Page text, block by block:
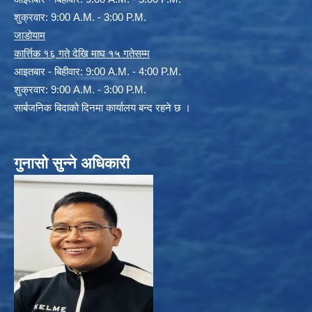
शुक्रवार: 9:00 A.M. - 3:00 P.M.
जाडोयाम
कार्त्तिक १६ गते देखि माघ १५ गतेसम्म
आइतबार - बिहीवार: 9:00 A.M. - 4:00 P.M.
शुक्रवार: 9:00 A.M. - 3:00 P.M.
सार्बजनिक बिदाको दिनमा कार्यालय बन्द रहने छ ।
गुनासो सुन्ने अधिकारी